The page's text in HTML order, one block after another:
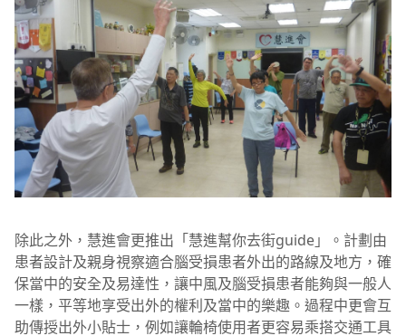
除此之外，慧進會更推出「慧進幫你去街guide」。計劃由
患者設計及親身視察適合腦受損患者外出的路線及地方，確
保當中的安全及易達性，讓中風及腦受損患者能夠與一般人
一樣，平等地享受出外的權利及當中的樂趣。過程中更會互
助傳授出外小貼士，例如讓輪椅使用者更容易乘搭交通工具